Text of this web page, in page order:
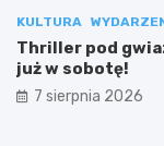
KULTURA
Thriller pod
już w sobotę!
7 sierpnia 2026